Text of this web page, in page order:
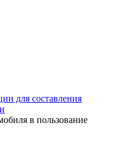
для составления
в пользование